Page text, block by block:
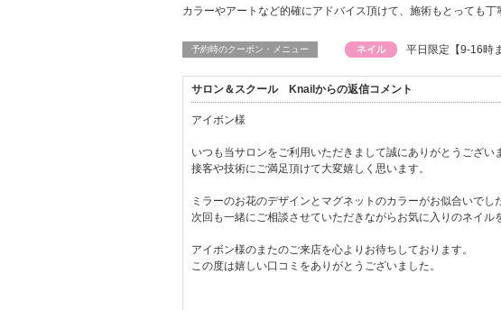
カラーやアートなど的確にアドバイス頂けて、施術もとっても丁
予約時のクーポン・メニュー 平日限定【9-16時
サロン＆スクール Knailからの返信コメント
アイボン様
いつも当サロンをご利用いただきまして誠にありがとうござい
接客や技術にご満足頂けて大変嬉しく思います。
ミラーのお花のデザインとマグネットのカラーがお似合いでし
次回も一緒にご相談させていただきながらお気に入りのネイル
アイボン様のまたのご来店を心よりお待ちしております。
この度は嬉しい口コミをありがとうございました。